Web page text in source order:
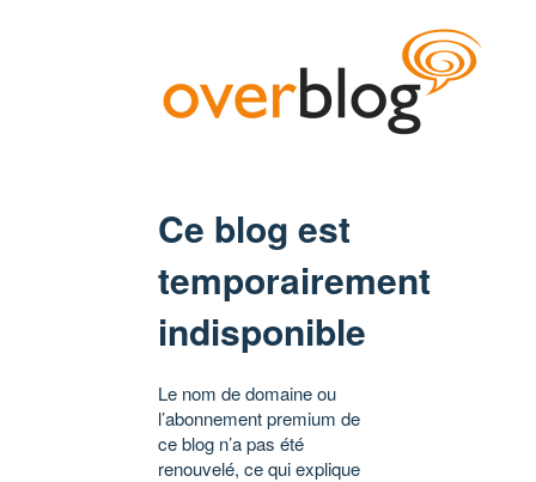
Ce blog est
temporairement
indisponible
Le nom de domaine ou
l’abonnement premium de
ce blog n’a pas été
renouvelé, ce qui explique